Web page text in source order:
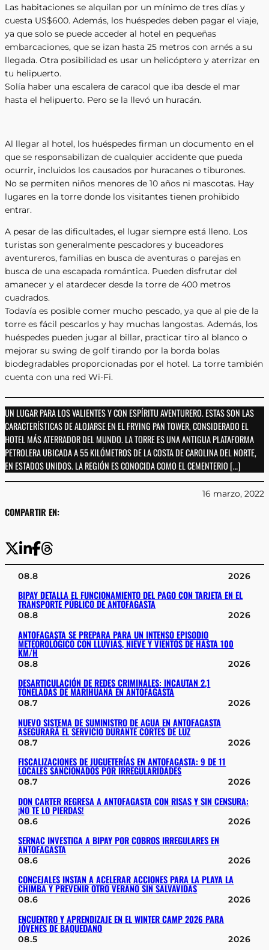
Las habitaciones se alquilan por un mínimo de tres días y
cuesta US$600. Además, los huéspedes deben pagar el viaje,
ya que solo se puede acceder al hotel en pequeñas
embarcaciones, que se izan hasta 25 metros con arnés a su
llegada. Otra posibilidad es usar un helicóptero y aterrizar en
tu helipuerto.
Solía ​​haber una escalera de caracol que iba desde el mar
hasta el helipuerto. Pero se la llevó un huracán.
Al llegar al hotel, los huéspedes firman un documento en el
que se responsabilizan de cualquier accidente que pueda
ocurrir, incluidos los causados por huracanes o tiburones.
No se permiten niños menores de 10 años ni mascotas. Hay
lugares en la torre donde los visitantes tienen prohibido
entrar.
A pesar de las dificultades, el lugar siempre está lleno. Los
turistas son generalmente pescadores y buceadores
aventureros, familias en busca de aventuras o parejas en
busca de una escapada romántica. Pueden disfrutar del
amanecer y el atardecer desde la torre de 400 metros
cuadrados.
Todavía es posible comer mucho pescado, ya que al pie de la
torre es fácil pescarlos y hay muchas langostas. Además, los
huéspedes pueden jugar al billar, practicar tiro al blanco o
mejorar su swing de golf tirando por la borda bolas
biodegradables proporcionadas por el hotel. La torre también
cuenta con una red Wi-Fi.
UN LUGAR PARA LOS VALIENTES Y CON ESPÍRITU AVENTURERO. ESTAS SON LAS
CARACTERÍSTICAS DE ALOJARSE EN EL FRYING PAN TOWER, CONSIDERADO EL
HOTEL MÁS ATERRADOR DEL MUNDO. LA TORRE ES UNA ANTIGUA PLATAFORMA
PETROLERA UBICADA A 55 KILÓMETROS DE LA COSTA DE CAROLINA DEL NORTE,
EN ESTADOS UNIDOS. LA REGIÓN ES CONOCIDA COMO EL CEMENTERIO […]
COMPARTIR EN:
16 marzo, 2022
08.8 2026
BIPAY DETALLA EL FUNCIONAMIENTO DEL PAGO CON TARJETA EN EL
TRANSPORTE PÚBLICO DE ANTOFAGASTA
08.8 2026
ANTOFAGASTA SE PREPARA PARA UN INTENSO EPISODIO
METEOROLÓGICO CON LLUVIAS, NIEVE Y VIENTOS DE HASTA 100
KM/H
08.8 2026
DESARTICULACIÓN DE REDES CRIMINALES: INCAUTAN 2,1
TONELADAS DE MARIHUANA EN ANTOFAGASTA
08.7 2026
NUEVO SISTEMA DE SUMINISTRO DE AGUA EN ANTOFAGASTA
ASEGURARÁ EL SERVICIO DURANTE CORTES DE LUZ
08.7 2026
FISCALIZACIONES DE JUGUETERÍAS EN ANTOFAGASTA: 9 DE 11
LOCALES SANCIONADOS POR IRREGULARIDADES
08.7 2026
DON CARTER REGRESA A ANTOFAGASTA CON RISAS Y SIN CENSURA:
¡NO TE LO PIERDAS!
08.6 2026
SERNAC INVESTIGA A BIPAY POR COBROS IRREGULARES EN
ANTOFAGASTA
08.6 2026
CONCEJALES INSTAN A ACELERAR ACCIONES PARA LA PLAYA LA
CHIMBA Y PREVENIR OTRO VERANO SIN SALVAVIDAS
08.6 2026
ENCUENTRO Y APRENDIZAJE EN EL WINTER CAMP 2026 PARA
JÓVENES DE BAQUEDANO
08.5 2026